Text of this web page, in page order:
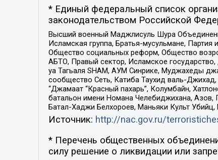
* Единый федеральный список
законодательством Российской
Высший военный Маджлисуль Шура
Исламская группа, Братья-мусульмане,
Общество социальных реформ, Общество
АБТО, Правый сектор, Исламское
уа Тагьаля SHAM, АУМ Синрике, Муджахеды
сообщество Сеть, Катиба Таухид валь-
“Джамаат “Красный пахарь”, Колумбайн,
батальон имени Номана Челебиджихана,
Батал-Хаджи Белхороев, Маньяки Культ
Источник: http://nac.gov.ru/
* Перечень общественных
силу решение о ликвидации или